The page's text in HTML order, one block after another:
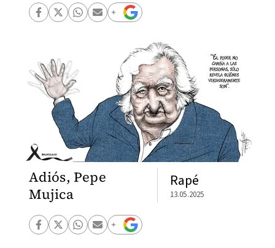
Adiós, Pepe
Mujica
Rapé
13.05.2025